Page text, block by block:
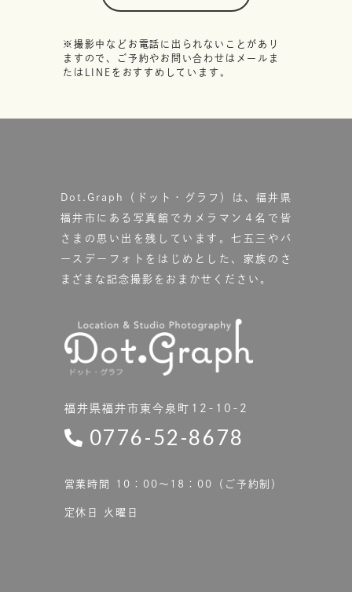
※撮影中などお電話に出られないことがあり
ますので、ご予約やお問い合わせはメールま
たはLINEをおすすめしています。
Dot.Graph（ドット・グラフ）は、福井県
福井市にある写真館で カメラマン４名で皆
さまの思い出を残しています。七五三やバ
ースデーフォトをはじめとした、家族のさ
まざまな記念撮影をおまかせください。
福井県福井市東今泉町12-10-2
0776-52-8678
営業時間 10：00〜18：00（ご予約制）
定休日 火曜日